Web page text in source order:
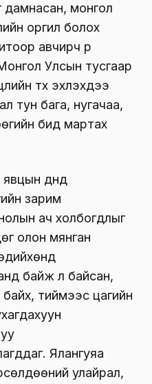
дамнасан, монгол
оргил болох
авчирч үр
Улсын тусгаар
түүх эхлэхдээ
тун бага, нугачаа,
бид мартах
явцын дүнд
зарим
ач холбогдлыг
олон мянган
байж л байсан,
тиймээс цагийн
Ялангуяа
улайрал,